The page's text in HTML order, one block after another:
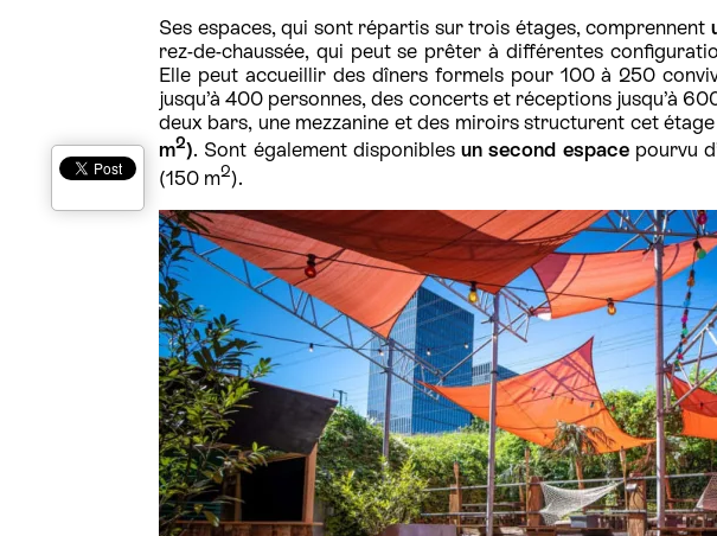
Ses espaces, qui sont répartis sur trois étages, comprennent
rez-de-chaussée, qui peut se prêter à différentes
Elle peut accueillir des dîners formels pour 100 à 250
jusqu’à 400 personnes, des concerts et réceptions jusqu’à
deux bars, une mezzanine et des miroirs structurent cet
m2). Sont également disponiblesun second espacepourvu
(150 m2).